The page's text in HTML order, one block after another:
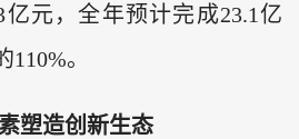
亿元，全年预计完成23.1亿
。
塑造创新生态